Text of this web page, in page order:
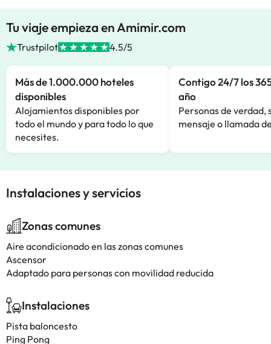
Tu viaje empieza en Amimir.com
Trustpilot 4.5/5
Más de 1.000.000 hoteles
disponibles
Alojamientos disponibles por
todo el mundo y para todo lo que
necesites.
Contigo 24/7 los
año
Personas de verdad,
mensaje o llamada
Instalaciones y servicios
Zonas comunes
Aire acondicionado en las zonas comunes
Ascensor
Adaptado para personas con movilidad reducida
Instalaciones
Pista baloncesto
Ping Pong